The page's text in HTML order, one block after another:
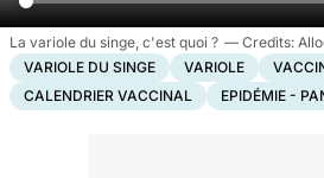
La variole du singe, c'est quoi ?
VARIOLE DU SINGE
VARIOLE
CALENDRIER VACCINAL
EPIDÉMIE -